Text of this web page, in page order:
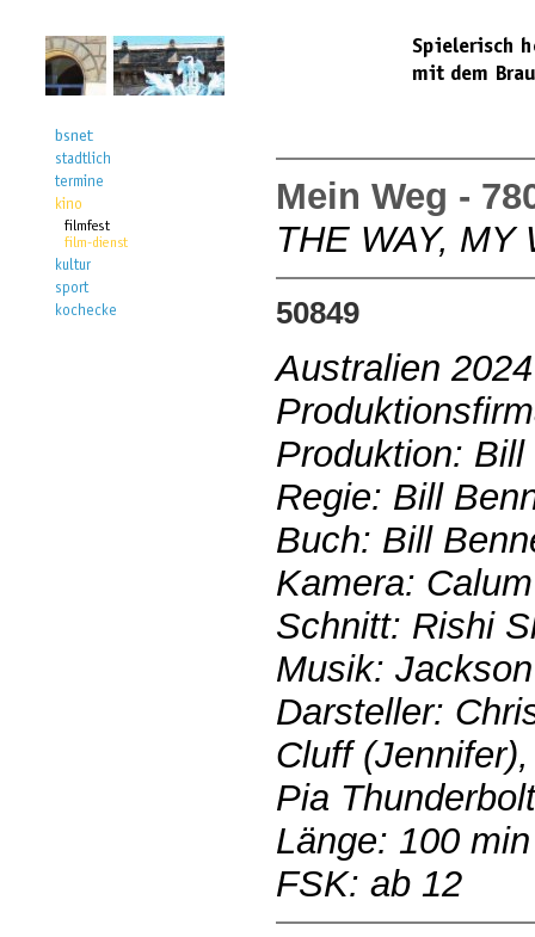
Mein Weg -
THE WAY, MY
50849
Australien 2024
Produktion:
Regie: Bill
Buch: Bill
Kamera:
Schnitt: Rishi
Musik:
Darsteller:
Cluff
Pia
Länge: 100 min
FSK: ab 12